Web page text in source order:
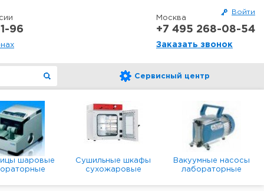
Войти
96
Москва
+7 495 268-08-54
Заказать звонок
Сервисный центр
шаровые
Сушильные шкафы
сухожаровые
Вакуумные насосы
лабораторные
мембранные